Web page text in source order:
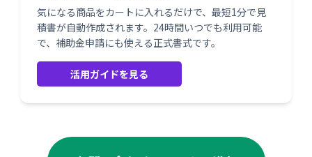
気になる商品をカートに入れるだけで、最短1分で見
積書が自動作成されます。24時間いつでも利用可能
で、補助金申請にも使える正式書式です。
活用ガイドを見る